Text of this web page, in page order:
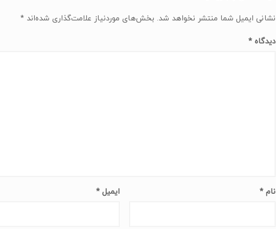
نشانی ایمیل شما منتشر نخواهد شد. بخش‌های موردنیاز علامت‌گذاری شده‌اند *
دیدگاه *
نام * ایمیل *